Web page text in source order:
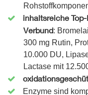
inhaltsreiche
Verbund:
300 mg Rutin,
10.000 DU,
Lactase mit
Enzyme sind